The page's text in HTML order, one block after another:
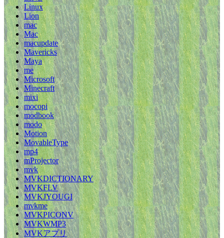
Linux
Lion
mac
Mac
macupdate
Mavericks
Maya
me
Microsoft
Minecraft
mixi
mocopi
modbook
modo
Motion
MovableType
mp4
mProjector
mvk
MVKDICTIONARY
MVKFLV
MVKJYOUGI
mvkme
MVKPICONV
MVKWMP3
MVKアプリ